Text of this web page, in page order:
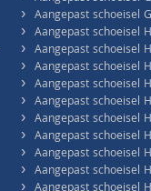
› Aangepast schoeisel
› Aangepast schoeisel
› Aangepast schoeisel
› Aangepast schoeisel
› Aangepast schoeisel
› Aangepast schoeisel
› Aangepast schoeisel
› Aangepast schoeisel
› Aangepast schoeisel
› Aangepast schoeisel